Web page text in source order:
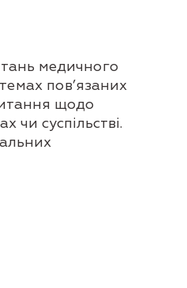
медичного
пов’язаних
щодо
чи суспільстві.